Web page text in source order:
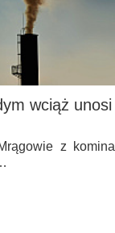
wciąż unosi
z komina